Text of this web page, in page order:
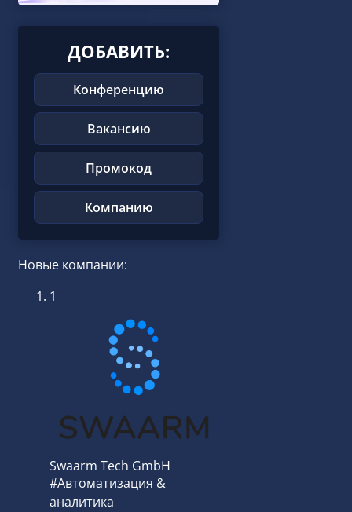
ДОБАВИТЬ:
Конференцию
Вакансию
Промокод
Компанию
Новые компании:
1
Swaarm Tech GmbH
#Автоматизация &
аналитика